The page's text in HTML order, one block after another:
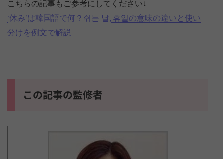
こちらの記事もご参考にしてください↓
‘休み’は韓国語で何？쉬는 날, 휴일の意味の違いと使い
分けを例文で解説
この記事の監修者